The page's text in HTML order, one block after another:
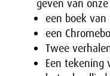
geven van
een boek
een
Twee
Een tekening